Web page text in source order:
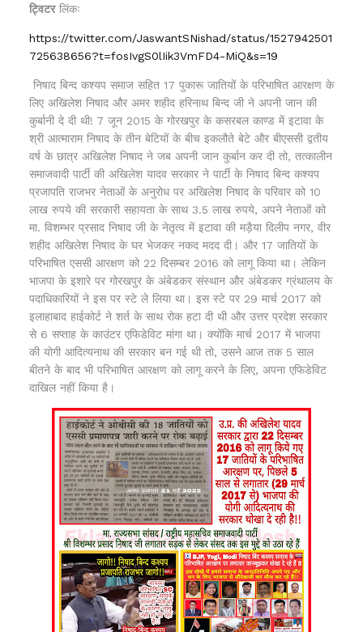
ट्विटरलिंकः
https://twitter.com/JaswantSNishad/status/1527942501
725638656?t=fosIvgS0lIik3VmFD4-MiQ&s=19
निषाद बिन्द कश्यप समाज सहित 17 पुकारू जातियों के परिभाषित आरक्षण के
लिए अखिलेश निषाद और अमर शहीद हरिनाथ बिन्द जी ने अपनी जान की
कुर्बानी दे दी थी! 7 जून 2015 के गोरखपुर के कसरबल काण्ड में इटावा के
श्री आत्माराम निषाद के तीन बेटियों के बीच इकलौते बेटे और बीएससी द्वतीय
वर्ष के छात्र अखिलेश निषाद ने जब अपनी जान कुर्बान कर दी तो, तत्कालीन
समाजवादी पार्टी की अखिलेश यादव सरकार ने पार्टी के निषाद बिन्द कश्यप
प्रजापति राजभर नेताओं के अनुरोध पर अखिलेश निषाद के परिवार को 10
लाख रुपये की सरकारी सहायता के साथ 3.5 लाख रुपये, अपने नेताओं को
मा. विशम्भर प्रसाद निषाद जी के नेतृत्व में इटावा की मड़ैया दिलीप नगर, वीर
शहीद अखिलेश निषाद के घर भेजकर नकद मदद दी। और 17 जातियों के
परिभाषित एससी आरक्षण को 22 दिसम्बर 2016 को लागू किया था। लेकिन
भाजपा के इशारे पर गोरखपुर के अंबेडकर संस्थान और अंबेडकर ग्रंथालय के
पदाधिकारियों ने इस पर स्टे ले लिया था। इस स्टे पर 29 मार्च 2017 को
इलाहाबाद हाईकोर्ट ने शर्त के साथ रोक हटा दी थी और उत्तर प्रदेश सरकार
से 6 सप्ताह के काउंटर एफिडेविट मांगा था। क्योंकि मार्च 2017 में भाजपा
की योगी आदित्यनाथ की सरकार बन गई थी तो, उसने आज तक 5 साल
बीतने के बाद भी परिभाषित आरक्षण को लागू करने के लिए, अपना एफिडेविट
दाखिल नहीं किया है।